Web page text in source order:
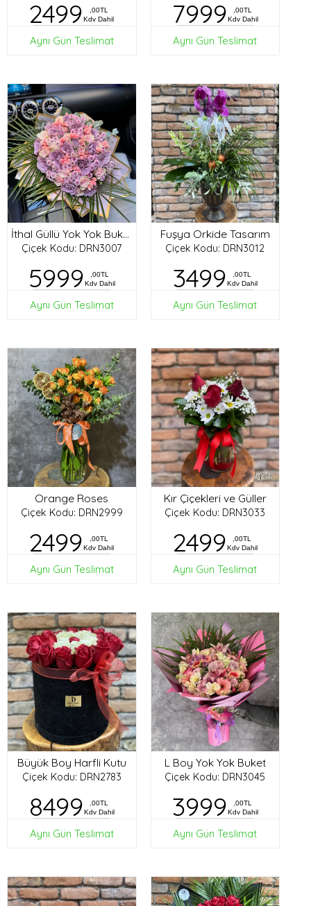
2499
,00TL
Kdv Dahil
Aynı Gün Teslimat
7999
,00TL
Kdv Dahil
Aynı Gün Teslimat
İthal Güllü Yok Yok Buket
Çiçek Kodu: DRN3007
5999
,00TL
Kdv Dahil
Aynı Gün Teslimat
Fuşya Orkide Tasarım
Çiçek Kodu: DRN3012
3499
,00TL
Kdv Dahil
Aynı Gün Teslimat
Orange Roses
Çiçek Kodu: DRN2999
2499
,00TL
Kdv Dahil
Aynı Gün Teslimat
Kır Çiçekleri ve Güller
Çiçek Kodu: DRN3033
2499
,00TL
Kdv Dahil
Aynı Gün Teslimat
Büyük Boy Harfli Kutu
Çiçek Kodu: DRN2783
8499
,00TL
Kdv Dahil
Aynı Gün Teslimat
L Boy Yok Yok Buket
Çiçek Kodu: DRN3045
3999
,00TL
Kdv Dahil
Aynı Gün Teslimat